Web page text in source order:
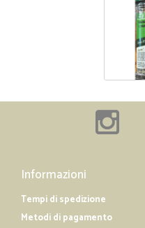
Informazioni
Tempi di spedizione
Metodi di pagamento